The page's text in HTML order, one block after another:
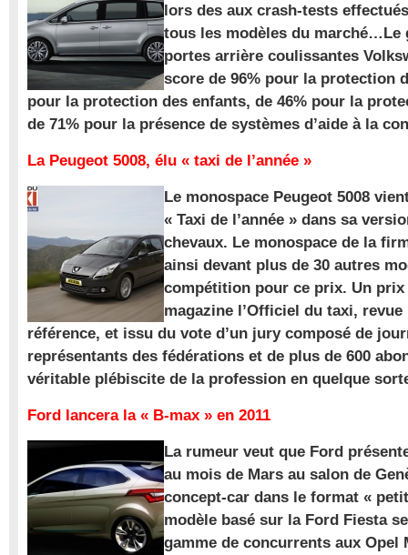
lors des aux crash-tests
tous les modèles du marché…Le
portes arrière coulissantes
score de 96% pour la protection
pour la protection des enfants, de 46% pour la
de 71% pour la présence de systèmes d’aide à la
La Peugeot 5008, élu « taxi de l’année »
Le monospace Peugeot 5008
« Taxi de l’année » dans sa
chevaux. Le monospace de la
ainsi devant plus de 30 autres
compétition pour ce prix. Un
magazine l’Officiel du taxi,
référence, et issu du vote d’un jury composé de
représentants des fédérations et de plus de 600
véritable plébiscite de la profession en quelque
Ford lancera la « B-max » en 2011
La rumeur veut que Ford
au mois de Mars au salon de
concept-car dans le format «
modèle basé sur la Ford Fiesta
gamme de concurrents aux Opel